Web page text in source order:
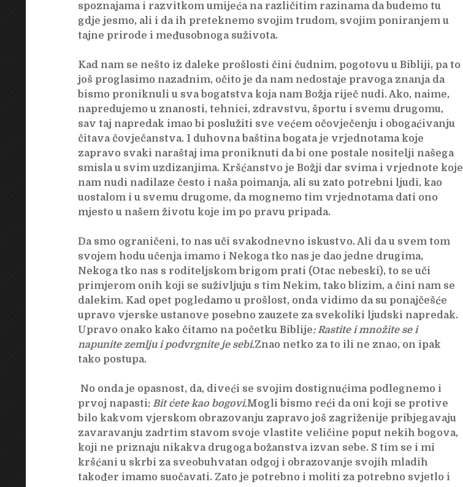
spoznajama i razvitkom umijeća na različitim razinama da budemo tu
gdje jesmo, ali i da ih preteknemo svojim trudom, svojim poniranjem u
tajne prirode i međusobnoga suživota.
Kad nam se nešto iz daleke prošlosti čini čudnim, pogotovu u Bibliji, pa to
još proglasimo nazadnim, očito je da nam nedostaje pravoga znanja da
bismo proniknuli u sva bogatstva koja nam Božja riječ nudi. Ako, naime,
napredujemo u znanosti, tehnici, zdravstvu, športu i svemu drugomu,
sav taj napredak imao bi poslužiti sve većem očovječenju i obogaćivanju
čitava čovječanstva. I duhovna baština bogata je vrjednotama koje
zapravo svaki naraštaj ima proniknuti da bi one postale nositelji našega
smisla u svim uzdizanjima. Kršćanstvo je Božji dar svima i vrjednote koje
nam nudi nadilaze često i naša poimanja, ali su zato potrebni ljudi, kao
uostalom i u svemu drugome, da mognemo tim vrjednotama dati ono
mjesto u našem životu koje im po pravu pripada.
Da smo ograničeni, to nas uči svakodnevno iskustvo. Ali da u svem tom
svojem hodu učenja imamo i Nekoga tko nas je dao jedne drugima,
Nekoga tko nas s roditeljskom brigom prati (Otac nebeski), to se uči
primjerom onih koji se suživljuju s tim Nekim, tako blizim, a čini nam se
dalekim. Kad opet pogledamo u prošlost, onda vidimo da su ponajčešće
upravo vjerske ustanove posebno zauzete za svekoliki ljudski napredak.
Upravo onako kako čitamo na početku Biblije: Rastite i množite se i
napunite zemlju i podvrgnite je sebi.Znao netko za to ili ne znao, on ipak
tako postupa.
No onda je opasnost, da, diveći se svojim dostignućima podlegnemo i
prvoj napasti: Bit ćete kao bogovi.Mogli bismo reći da oni koji se protive
bilo kakvom vjerskom obrazovanju zapravo još zagriženije pribjegavaju
zavaravanju zadrtim stavom svoje vlastite veličine poput nekih bogova,
koji ne priznaju nikakva drugoga božanstva izvan sebe. S tim se i mi
kršćani u skrbi za sveobuhvatan odgoj i obrazovanje svojih mladih
također imamo suočavati. Zato je potrebno i moliti za potrebno svjetlo i